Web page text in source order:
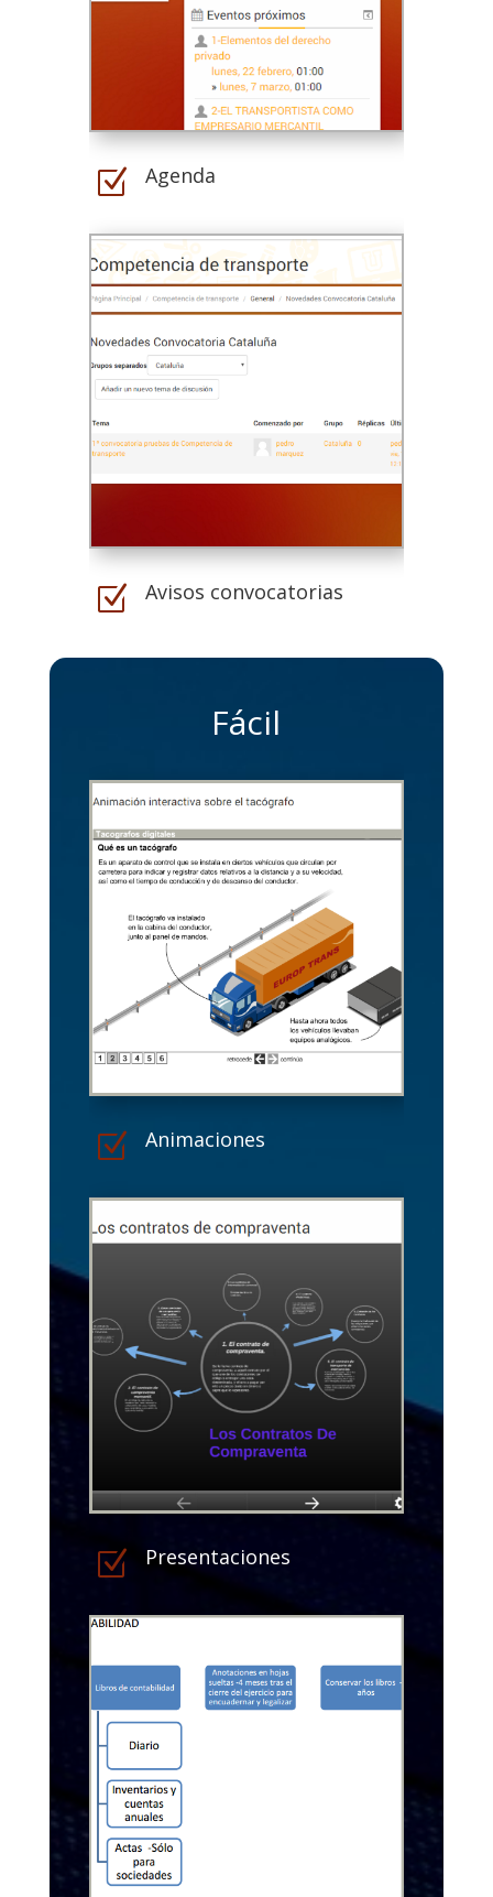
Z Agenda
Z Avisos convocatorias
Fácil
Z Animaciones
Z Presentaciones